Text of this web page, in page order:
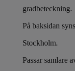
gradbeteckning.
På baksidan
Stockholm.
Passar samlare